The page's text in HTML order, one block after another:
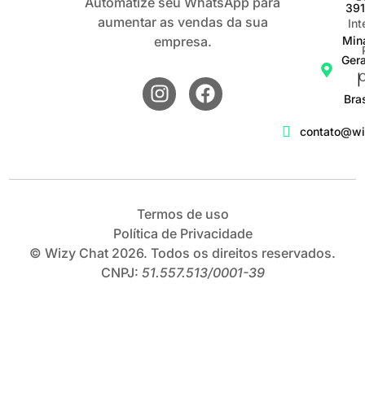
aumentar as vendas da sua
empresa.
|
Termos de uso
Política de Privacidade
© Wizy Chat 2026. Todos os direitos reservados.
CNPJ: 51.557.513/0001-39